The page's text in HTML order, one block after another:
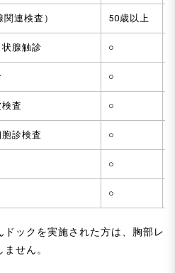
連検査） 50歳以上
腺触診 ○
○
査 ○
診検査 ○
○
○
ックを実施された方は、胸部レ
せん。